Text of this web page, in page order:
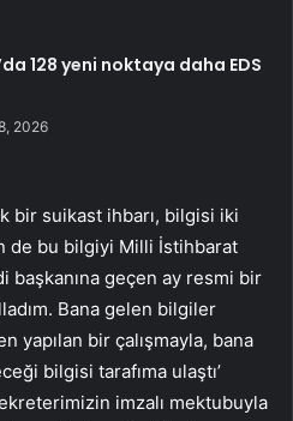
128 yeni noktaya daha EDS
2026
bir suikast ihbarı, bilgisi iki
de bu bilgiyi Milli İstihbarat
başkanına geçen ay resmi bir
Bana gelen bilgiler
yapılan bir çalışmayla, bana
bilgisi tarafıma ulaştı’
imzalı mektubuyla